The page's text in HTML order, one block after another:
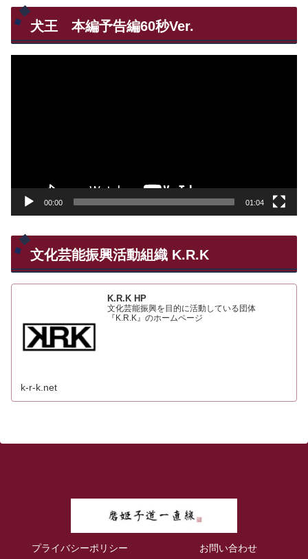
犬王 本編予告編60秒Ver.
00:00 01:04
文化芸能振興活動組織 K.R.K
K.R.K HP
文化芸能振興を目的に活動している団体
『K.R.K』のホームページ
k-r-k.net
プライバシーポリシー お問い合わせ